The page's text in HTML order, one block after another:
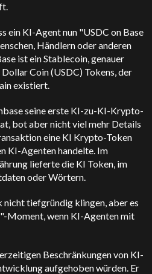
ein KI-Agent nun "USDC on Base
Händlern oder anderen
ist ein Stablecoin, genauer
Coin (USDC) Tokens, der
existiert.
seine erste KI-zu-KI-Krypto-
bot aber nicht viel mehr Details
eine KI Krypto-Token
KI-Agenten handelte. Im
lieferte die KI Token, im
oder Wörtern.
nicht tiefgründig klingen, aber es
Moment, wenn KI-Agenten mit
Beschränkungen von KI-
aufgehoben würden. Er